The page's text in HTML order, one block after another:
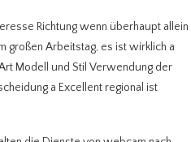
Richtung wenn überhaupt allein
großen Arbeitstag, es ist wirklich a
Modell und Stil Verwendung der
a Excellent regional ist